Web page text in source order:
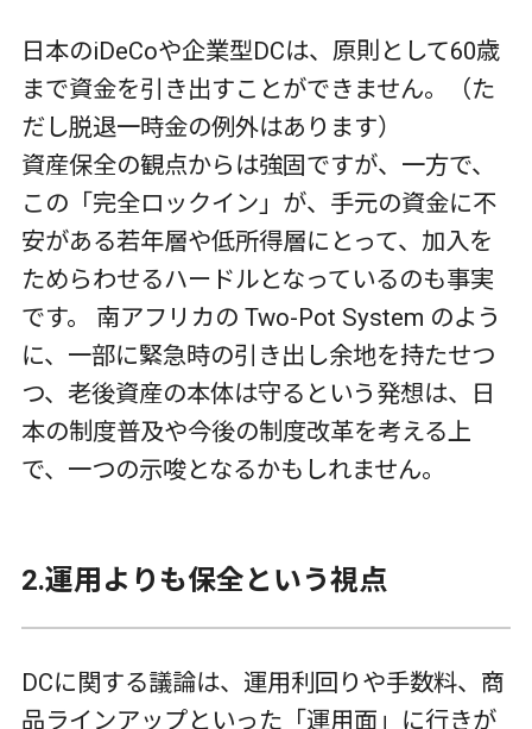
日本のiDeCoや企業型DCは、原則として60歳
まで資金を引き出すことができません。（た
だし脱退一時金の例外はあります）
資産保全の観点からは強固ですが、一方で、
この「完全ロックイン」が、手元の資金に不
安がある若年層や低所得層にとって、加入を
ためらわせるハードルとなっているのも事実
です。 南アフリカの Two-Pot System のよう
に、一部に緊急時の引き出し余地を持たせつ
つ、老後資産の本体は守るという発想は、日
本の制度普及や今後の制度改革を考える上
で、一つの示唆となるかもしれません。
2.運用よりも保全という視点
DCに関する議論は、運用利回りや手数料、商
品ラインアップといった「運用面」に行きが